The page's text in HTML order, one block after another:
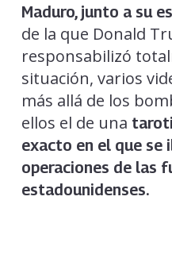
Maduro, junto a su
de la que Donald
responsabilizó
situación, varios
más allá de los
ellos el de una
exacto en el que se
operaciones de las
estadounidenses.